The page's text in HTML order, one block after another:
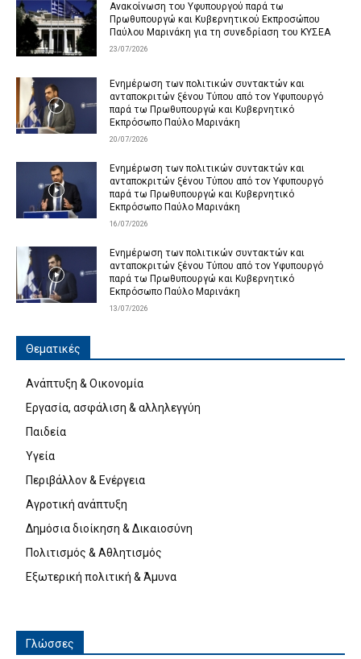
Ανακοίνωση του Υφυπουργού παρά τω
Πρωθυπουργώ και Κυβερνητικού Εκπροσώπου
Παύλου Μαρινάκη για τη συνεδρίαση του ΚΥΣΕΑ
23/07/2026
Ενημέρωση των πολιτικών συντακτών και
ανταποκριτών ξένου Τύπου από τον Υφυπουργό
παρά τω Πρωθυπουργώ και Κυβερνητικό
Εκπρόσωπο Παύλο Μαρινάκη
20/07/2026
Ενημέρωση των πολιτικών συντακτών και
ανταποκριτών ξένου Τύπου από τον Υφυπουργό
παρά τω Πρωθυπουργώ και Κυβερνητικό
Εκπρόσωπο Παύλο Μαρινάκη
16/07/2026
Ενημέρωση των πολιτικών συντακτών και
ανταποκριτών ξένου Τύπου από τον Υφυπουργό
παρά τω Πρωθυπουργώ και Κυβερνητικό
Εκπρόσωπο Παύλο Μαρινάκη
13/07/2026
Θεματικές
Ανάπτυξη & Οικονομία
Εργασία, ασφάλιση & αλληλεγγύη
Παιδεία
Υγεία
Περιβάλλον & Ενέργεια
Αγροτική ανάπτυξη
Δημόσια διοίκηση & Δικαιοσύνη
Πολιτισμός & Αθλητισμός
Εξωτερική πολιτική & Άμυνα
Γλώσσες